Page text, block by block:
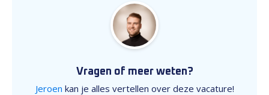
Vragen of meer weten?
Jeroen kan je alles vertellen over deze vacature!